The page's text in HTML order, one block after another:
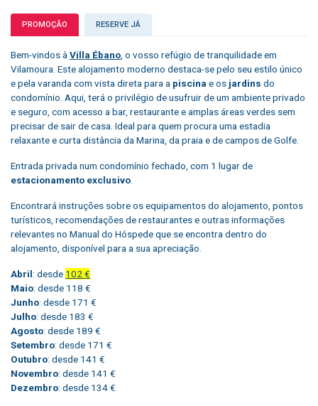
PROMOÇÃO RESERVE JÁ
Bem-vindos à Villa Ébano , o vosso refúgio de tranquilidade em
Vilamoura. Este alojamento moderno destaca-se pelo seu estilo único
e pela varanda com vista direta para a piscina e os jardins do
condomínio. Aqui, terá o privilégio de usufruir de um ambiente privado
e seguro, com acesso a bar, restaurante e amplas áreas verdes sem
precisar de sair de casa. Ideal para quem procura uma estadia
relaxante e curta distância da Marina, da praia e de campos de Golfe.
Entrada privada num condomínio fechado, com 1 lugar de
estacionamento exclusivo
Encontrará instruções sobre os equipamentos do alojamento, pontos
turísticos, recomendações de restaurantes e outras informações
relevantes no Manual do Hóspede que se encontra dentro do
alojamento, disponível para a sua apreciação.
Abril: desde 102 €
Maio: desde 118 €
Junho: desde 171 €
Julho: desde 183 €
Agosto: desde 189 €
Setembro: desde 171 €
Outubro: desde 141 €
Novembro: desde 141 €
Dezembro: desde 134 €